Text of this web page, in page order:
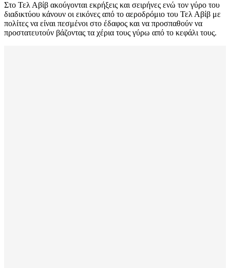
Στο Τελ Αβίβ ακούγονται εκρήξεις και σειρήνες ενώ τον γύρο του
διαδικτύου κάνουν οι εικόνες από το αεροδρόμιο του Τελ Αβίβ με
πολίτες να είναι πεσμένοι στο έδαφος και να προσπαθούν να
προστατευτούν βάζοντας τα χέρια τους γύρω από το κεφάλι τους.